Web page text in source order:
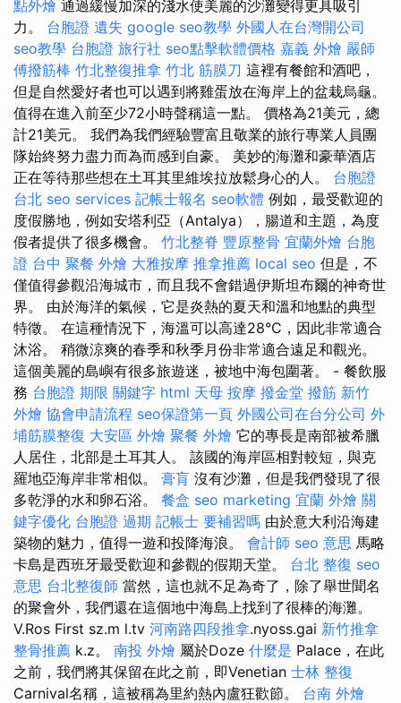
點外燴 通過緩慢加深的淺水使美麗的沙灘變得更具吸引
力。 台胞證 遺失 google seo教學 外國人在台灣開公司
seo教學 台胞證 旅行社 seo點擊軟體價格 嘉義 外燴 嚴師
傅撥筋棒 竹北整復推拿 竹北 筋膜刀 這裡有餐館和酒吧，
但是自然愛好者也可以遇到將雞蛋放在海岸上的盆栽烏龜。
值得在進入前至少72小時聲稱這一點。 價格為21美元，總
計21美元。 我們為我們經驗豐富且敬業的旅行專業人員團
隊始終努力盡力而為而感到自豪。 美妙的海灘和豪華酒店
正在等待那些想在土耳其里維埃拉放鬆身心的人。 台胞證
台北 seo services 記帳士報名 seo軟體 例如，最受歡迎的
度假勝地，例如安塔利亞（Antalya），腸道和主題，為度
假者提供了很多機會。 竹北整脊 豐原整骨 宜蘭外燴 台胞
證 台中 聚餐 外燴 大雅按摩 推拿推薦 local seo 但是，不
僅值得參觀沿海城市，而且我不會錯過伊斯坦布爾的神奇世
界。 由於海洋的氣候，它是炎熱的夏天和溫和地點的典型
特徵。 在這種情況下，海溫可以高達28°C，因此非常適合
沐浴。 稍微涼爽的春季和秋季月份非常適合遠足和觀光。
這個美麗的島嶼有很多旅遊迷，被地中海包圍著。 - 餐飲服
務 台胞證 期限 關鍵字 html 天母 按摩 撥金堂 撥筋 新竹
外燴 協會申請流程 seo保證第一頁 外國公司在台分公司 外
埔筋膜整復 大安區 外燴 聚餐 外燴 它的專長是南部被希臘
人居住，北部是土耳其人。 該國的海岸區相對較短，與克
羅地亞海岸非常相似。 膏肓 沒有沙灘，但是我們發現了很
多乾淨的水和卵石浴。 餐盒 seo marketing 宜蘭 外燴 關
鍵字優化 台胞證 過期 記帳士 要補習嗎 由於意大利沿海建
築物的魅力，值得一遊和投降海浪。 會計師 seo 意思 馬略
卡島是西班牙最受歡迎和參觀的假期天堂。 台北 整復 seo
意思 台北整復師 當然，這也就不足為奇了，除了舉世聞名
的聚會外，我們還在這個地中海島上找到了很棒的海灘。
V.Ros First sz.m l.tv 河南路四段推拿.nyoss.gai 新竹推拿
整骨推薦 k.z。 南投 外燴 屬於Doze 什麼是 Palace，在此
之前，我們將其保留在此之前，即Venetian 士林 整復
Carnival名稱，這被稱為里約熱內盧狂歡節。 台南 外燴